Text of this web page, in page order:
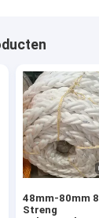
48mm-80mm 8
Streng